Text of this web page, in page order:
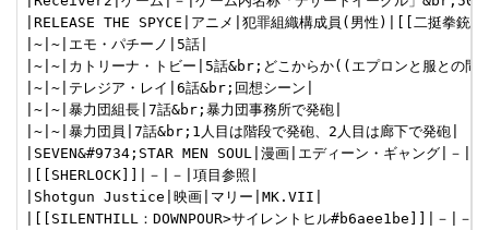
|RELEASE THE SPYCE|アニメ|犯罪組織構成員(男性)|[[二挺拳銃
|~|~|エモ・パチーノ|5話|
|~|~|カトリーナ・トビー|5話&br;どこからか((エプロンと服との
|~|~|テレジア・レイ|6話&br;回想シーン|
|~|~|暴力団組長|7話&br;暴力団事務所で発砲|
|~|~|暴力団員|7話&br;1人目は階段で発砲、2人目は廊下で発砲|
|SEVEN&#9734;STAR MEN SOUL|漫画|エディーン・ギャング|－|
|[[SHERLOCK]]|－|－|項目参照|
|Shotgun Justice|映画|マリー|MK.VII|
|[[SILENTHILL：DOWNPOUR>サイレントヒル#b6aee1be]]|－|－|